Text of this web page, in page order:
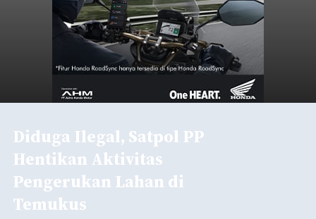
Belanja 2027 Tembus Rp14
Triliun, DPRD Badung Wanti-
wanti Pemerintah Kelola
Anggaran Secara Cermat
bersama Pemerintah Kabupaten Badung
menyepakati Nota Kesepakatan Kebijakan
Umum APBD (KUA) dan Prioritas Plafon Anggaran
Sementara (PPAS) Tahun Anggaran 2027 dalam
rapat paripurna yang digelar di Gedung DPRD
Badung, Kamis (6/8/2026).
Badung